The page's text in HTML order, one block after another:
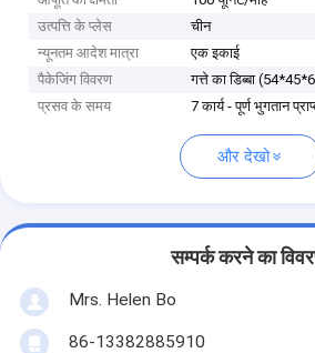
उत्पत्ति के प्लेस
चीन
न्यूनतम आदेश मात्रा
एक इकाई
पैकेजिंग विवरण
गत्ते का डिब्बा
प्रसव के समय
7 कार्य - पूर्ण भुगतान
और देखो
सम्पर्क करने का
Mrs. Helen Bo
86-13382885910